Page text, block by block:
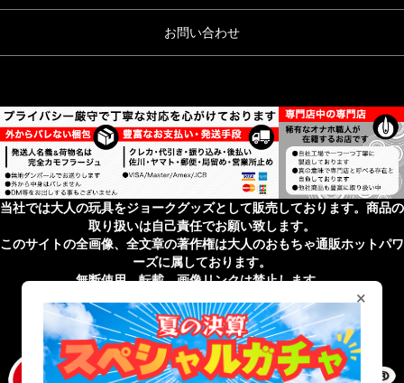
お問い合わせ
当社では大人の玩具をジョークグッズとして販売しております。商品の
取り扱いは自己責任でお願い致します。
このサイトの全画像、全文章の著作権は大人のおもちゃ通販ホットパワ
ーズに属しております。
無断使用、転載、画像リンクは禁止します。
無店舗性風俗特殊営業届出済 受理番号 第43201820027号
×